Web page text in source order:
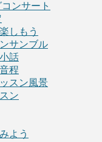
ンサート
しもう
サンブル
話
程
スン風景
ン
よう